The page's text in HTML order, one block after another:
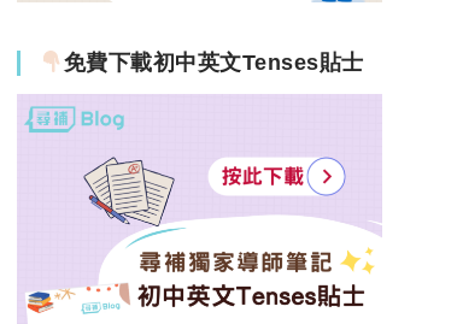
免費下載初中英文Tenses貼士